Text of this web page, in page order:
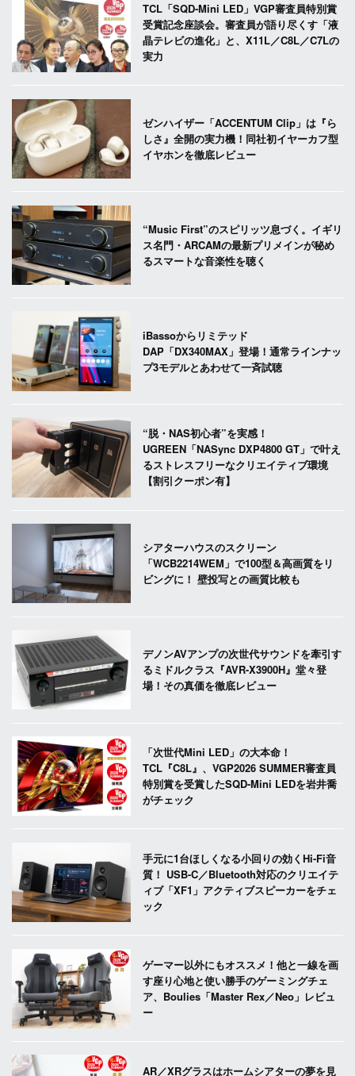
TCL「SQD-Mini LED」VGP審査員特別賞
受賞記念座談会。審査員が語り尽くす「液
晶テレビの進化」と、X11L／C8L／C7Lの
実力
ゼンハイザー「ACCENTUM Clip」は『ら
しさ』全開の実力機！同社初イヤーカフ型
イヤホンを徹底レビュー
“Music First”のスピリッツ息づく。イギリ
ス名門・ARCAMの最新プリメインが秘め
るスマートな音楽性を聴く
iBassoからリミテッド
DAP「DX340MAX」登場！通常ラインナッ
プ3モデルとあわせて一斉試聴
“脱・NAS初心者”を実感！
UGREEN「NASync DXP4800 GT」で叶え
るストレスフリーなクリエイティブ環境
【割引クーポン有】
シアターハウスのスクリーン
「WCB2214WEM」で100型＆高画質をリ
ビングに！ 壁投写との画質比較も
デノンAVアンプの次世代サウンドを牽引す
るミドルクラス『AVR-X3900H』堂々登
場！その真価を徹底レビュー
「次世代Mini LED」の大本命！
TCL『C8L』、VGP2026 SUMMER審査員
特別賞を受賞したSQD-Mini LEDを岩井喬
がチェック
手元に1台ほしくなる小回りの効くHi-Fi音
質！ USB-C／Bluetooth対応のクリエイテ
ィブ「XF1」アクティブスピーカーをチェ
ック
ゲーマー以外にもオススメ！他と一線を画
す座り心地と使い勝手のゲーミングチェ
ア、Boulies「Master Rex／Neo」レビュ
ー
AR／XRグラスはホームシアターの夢を見